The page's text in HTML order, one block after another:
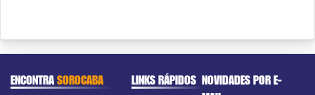
ENCONTRASOROCABA LINKS RÁPIDOS NOVIDADES POR E-